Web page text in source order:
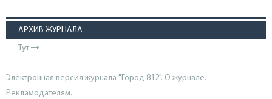
АРХИВ ЖУРНАЛА
Тут
Электронная версия журнала "Город 812". О журнале.
Рекламодателям.